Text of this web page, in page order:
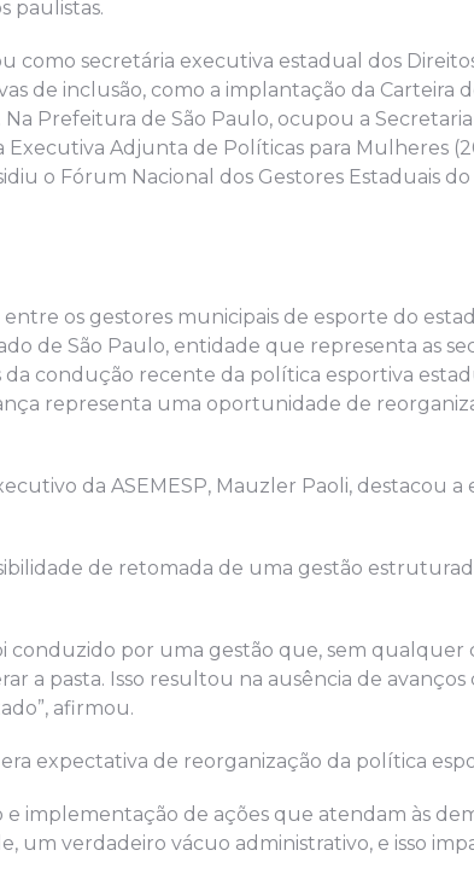
paulistas.
como secretária executiva estadual dos
de inclusão, como a implantação da Carteira
Prefeitura de São Paulo, ocupou a
Adjunta de Políticas para Mulheres
o Fórum Nacional dos Gestores Estaduais do
os gestores municipais de esporte do
de São Paulo, entidade que representa as
condução recente da política esportiva
representa uma oportunidade de
da ASEMESP, Mauzler Paoli, destacou
de retomada de uma gestão
conduzido por uma gestão que, sem qualquer
a pasta. Isso resultou na ausência de
afirmou.
expectativa de reorganização da política
implementação de ações que atendam às
um verdadeiro vácuo administrativo, e isso